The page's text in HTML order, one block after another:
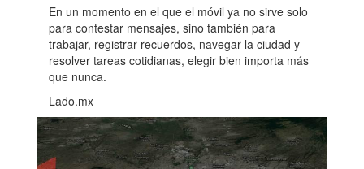
En un momento en el que el móvil ya no sirve solo
para contestar mensajes, sino también para
trabajar, registrar recuerdos, navegar la ciudad y
resolver tareas cotidianas, elegir bien importa más
que nunca.
Lado.mx